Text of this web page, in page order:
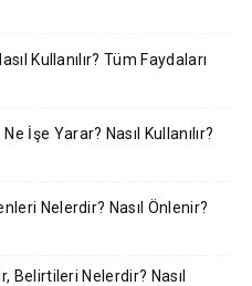
Kullanılır? Tüm Faydaları
İşe Yarar? Nasıl Kullanılır?
Nelerdir? Nasıl Önlenir?
Belirtileri Nelerdir? Nasıl